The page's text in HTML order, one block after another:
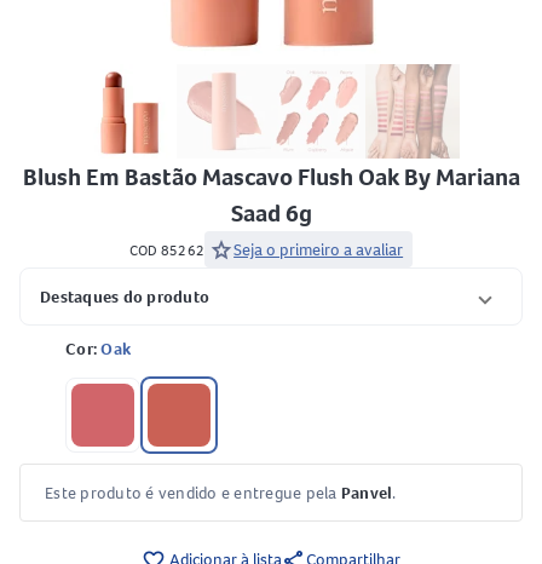
Blush Em Bastão Mascavo Flush Oak By Mariana
Saad 6g
COD 85262 starSeja o primeiro a avaliar
Destaques do produto
Cor:Oak
Este produto é vendido e entregue pela Panvel.
Adicionar à lista Compartilhar